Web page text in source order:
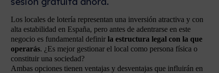
Los locales de lotería representan una inversión atractiva y con
alta estabilidad en España, pero antes de adentrarse en este
negocio es fundamental definir la estructura legal con la que
operarás. ¿Es mejor gestionar el local como persona física o
constituir una sociedad?
Ambas opciones tienen ventajas y desventajas que influirán en